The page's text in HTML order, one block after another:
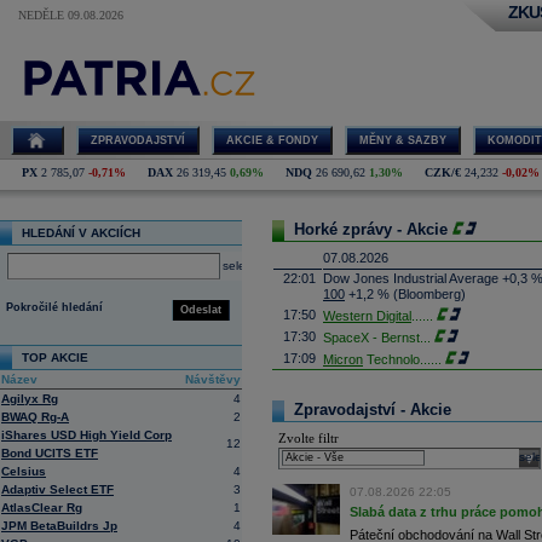
NEDĚLE 09.08.2026
ZPRAVODAJSTVÍ AKCIE & FONDY MĚNY & SAZBY
PX 2 785,07 -0,71% DAX 26 319,45 0,69% NDQ 26 690,62 1,30% CZK/€ 24,232 -0,02%
HLEDÁNÍ V AKCIÍCH
select
Odeslat
Pokročilé hledání
TOP AKCIE
Název
Návštěvy
Agilyx Rg
4
BWAQ Rg-A
2
iShares USD High Yield Corp
Bond UCITS ETF
12
Celsius
4
Adaptiv Select ETF
3
AtlasClear Rg
1
JPM BetaBuildrs Jp
4
Horké zprávy - Akcie
07.08.2026
22:01
Dow Jones Industrial Average +0,3
100 +1,2 % (Bloomberg)
17:50 Western Digital
17:30 SpaceX - Bernst
17:09 Micron Technolo
16:26
Objem obchodů s akciemi na
obchodů za poslední rok je 0,665
16:23 Zvýšení výroby balistických střel
nějakou dobu potrvá. Agentuře
Armin Papperger. Společná výroba
doplnit arzenál Spojeným státům,
(ČTK)
16:07 Conocophillips
Zpravodajství - Akcie
Zvolte filtr
07.08.2026 22:05
Slabá data z trhu práce
Páteční obchodování na Wall